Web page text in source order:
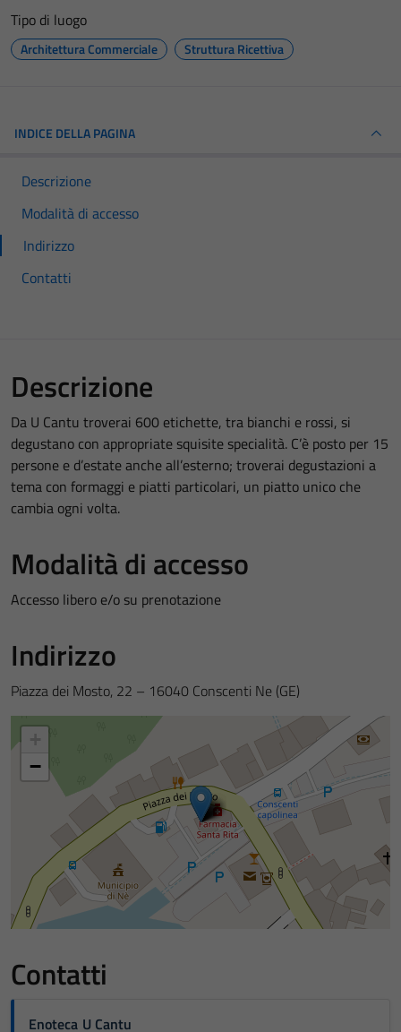
Tipo di luogo
Architettura Commerciale Struttura Ricettiva
INDICE DELLA PAGINA
Descrizione
Modalità di accesso
Indirizzo
Contatti
Descrizione
Da U Cantu troverai 600 etichette, tra bianchi e rossi, si
degustano con appropriate squisite specialità. C’è posto per 15
persone e d’estate anche all’esterno; troverai degustazioni a
tema con formaggi e piatti particolari, un piatto unico che
cambia ogni volta.
Modalità di accesso
Accesso libero e/o su prenotazione
Indirizzo
Piazza dei Mosto, 22 – 16040 Conscenti Ne (GE)
−
Contatti
Enoteca U Cantu